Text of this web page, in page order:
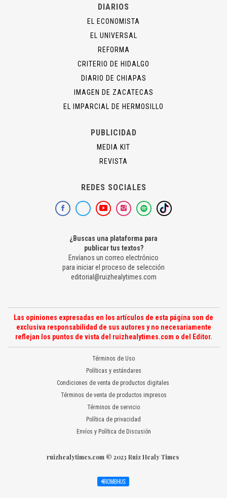
DIARIOS
EL ECONOMISTA
EL UNIVERSAL
REFORMA
CRITERIO DE HIDALGO
DIARIO DE CHIAPAS
IMAGEN DE ZACATECAS
EL IMPARCIAL DE HERMOSILLO
PUBLICIDAD
MEDIA KIT
REVISTA
REDES SOCIALES
¿Buscas una plataforma para
publicar tus textos?
Envíanos un correo electrónico
para iniciar el proceso de selección
editorial@ruizhealytimes.com
Las opiniones expresadas en los artículos de esta página son de
exclusiva responsabilidad de sus autores y no necesariamente
reflejan los puntos de vista del ruizhealytimes.com o del Editor.
Términos de Uso
Políticas y estándares
Condiciones de venta de productos digitales
Términos de venta de productos impresos
Términos de servicio
Política de privacidad
Envíos y Política de Discusión
ruizhealytimes.com © 2023 Ruiz Healy Times